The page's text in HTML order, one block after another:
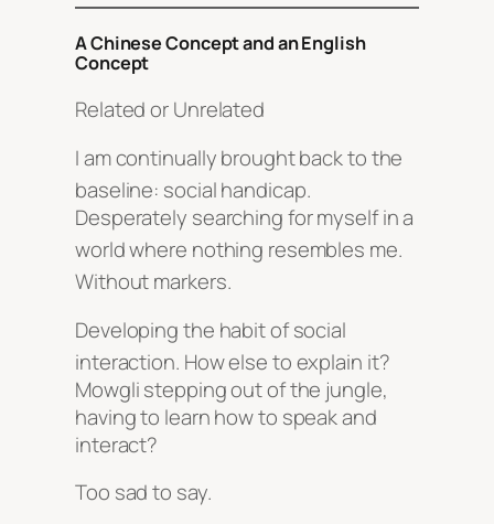
A Chinese Concept and an English
Concept
Related or Unrelated
I am continually brought back to the
baseline: social handicap.
Desperately searching for myself in a
world where nothing resembles me.
Without markers.
Developing the habit of social
interaction. How else to explain it?
Mowgli stepping out of the jungle,
having to learn how to speak and
interact?
Too sad to say.